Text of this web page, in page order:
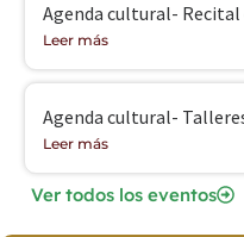
Agenda cultural- Recital
Leer más
Agenda cultural-
Leer más
Ver todos los eventos